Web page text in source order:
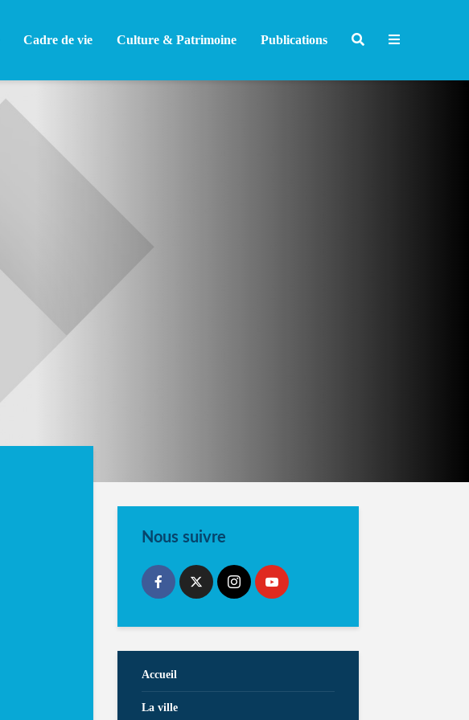
Cadre de vie Culture & Patrimoine Publications
Nous suivre
Accueil
La ville